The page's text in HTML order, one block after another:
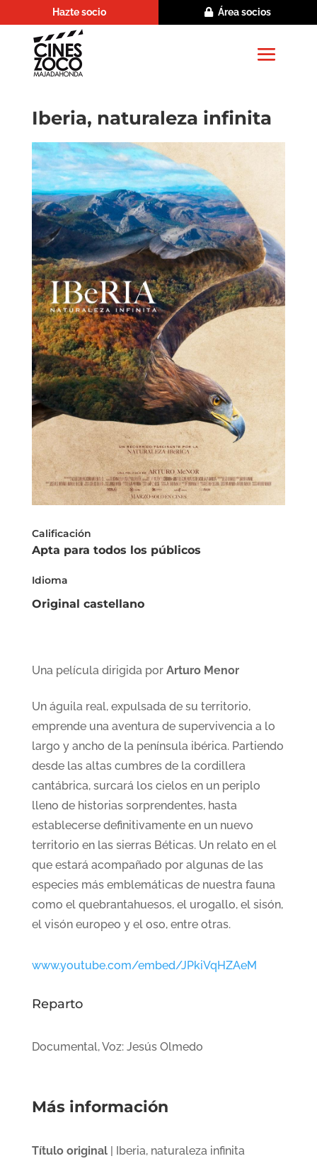
Hazte socio Área socios
Iberia, naturaleza infinita
Calificación
Apta para todos los públicos
Idioma
Original castellano
Una película dirigida por Arturo Menor
Un águila real, expulsada de su territorio,
emprende una aventura de supervivencia a lo
largo y ancho de la península ibérica. Partiendo
desde las altas cumbres de la cordillera
cantábrica, surcará los cielos en un periplo
lleno de historias sorprendentes, hasta
establecerse definitivamente en un nuevo
territorio en las sierras Béticas. Un relato en el
que estará acompañado por algunas de las
especies más emblemáticas de nuestra fauna
como el quebrantahuesos, el urogallo, el sisón,
el visón europeo y el oso, entre otras.
www.youtube.com/embed/JPkiVqHZAeM
Reparto
Documental, Voz: Jesús Olmedo
Más información
Título original| Iberia, naturaleza infinita